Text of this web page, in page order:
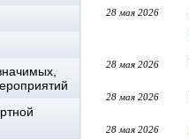
28 мая 2026
28 мая 2026
28 мая 2026
28 мая 2026